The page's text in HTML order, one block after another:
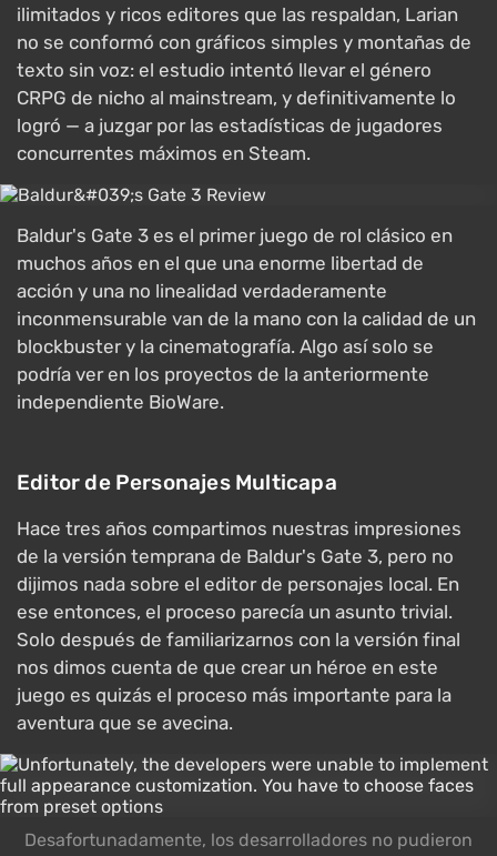
ilimitados y ricos editores que las respaldan, Larian
no se conformó con gráficos simples y montañas de
texto sin voz: el estudio intentó llevar el género
CRPG de nicho al mainstream, y definitivamente lo
logró — a juzgar por las estadísticas de jugadores
concurrentes máximos en Steam.
Baldur's Gate 3 es el primer juego de rol clásico en
muchos años en el que una enorme libertad de
acción y una no linealidad verdaderamente
inconmensurable van de la mano con la calidad de un
blockbuster y la cinematografía. Algo así solo se
podría ver en los proyectos de la anteriormente
independiente BioWare.
Editor de Personajes Multicapa
Hace tres años compartimos nuestras impresiones
de la versión temprana de Baldur's Gate 3, pero no
dijimos nada sobre el editor de personajes local. En
ese entonces, el proceso parecía un asunto trivial.
Solo después de familiarizarnos con la versión final
nos dimos cuenta de que crear un héroe en este
juego es quizás el proceso más importante para la
aventura que se avecina.
Desafortunadamente, los desarrolladores no pudieron